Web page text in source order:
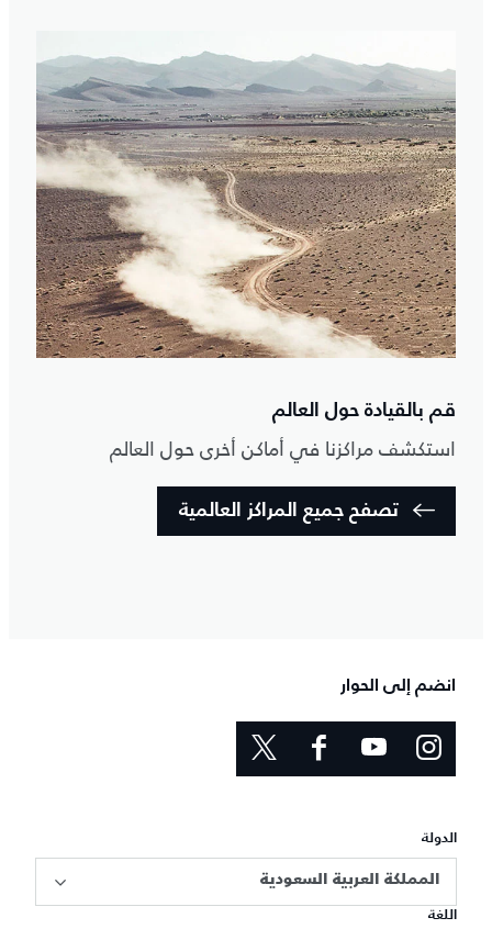
قم بالقيادة حول العالم
استكشف مراكزنا في أماكن أخرى حول العالم
تصفح جميع المراكز العالمية
انضم إلى الحوار
الدولة
المملكة العربية السعودية
اللغة